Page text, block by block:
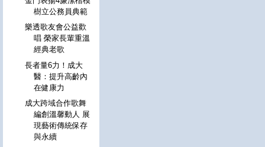
樹立公務員典範
樂透歌友會公益歡
唱 榮家長輩重溫
經典老歌
長者量6力！成大
醫：提升高齡內
在健康力
成大跨域合作歌舞
編創溫馨動人 展
現藝術傳統保存
與永續